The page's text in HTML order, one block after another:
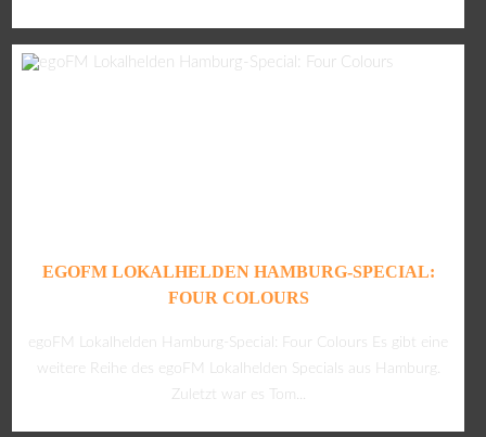
EGOFM LOKALHELDEN HAMBURG-SPECIAL:
FOUR COLOURS
egoFM Lokalhelden Hamburg-Special: Four Colours Es gibt eine
weitere Reihe des egoFM Lokalhelden Specials aus Hamburg.
Zuletzt war es Tom...